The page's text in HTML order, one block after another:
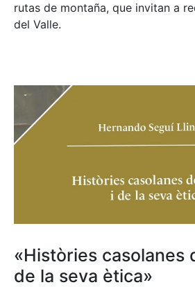
rutas de montaña, que invitan a
del Valle.
«Històries casolanes
de la seva ètica»